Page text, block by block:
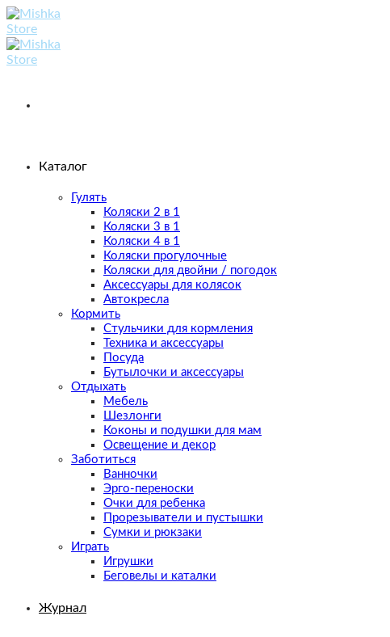
Skip
to
content
Каталог
Гулять
Коляски 2 в 1
Коляски 3 в 1
Коляски 4 в 1
Коляски прогулочные
Коляски для двойни / погодок
Аксессуары для колясок
Автокресла
Кормить
Стульчики для кормления
Техника и аксессуары
Посуда
Бутылочки и аксессуары
Отдыхать
Мебель
Шезлонги
Коконы и подушки для мам
Освещение и декор
Заботиться
Ванночки
Эрго-переноски
Очки для ребенка
Прорезыватели и пустышки
Сумки и рюкзаки
Играть
Игрушки
Беговелы и каталки
Журнал